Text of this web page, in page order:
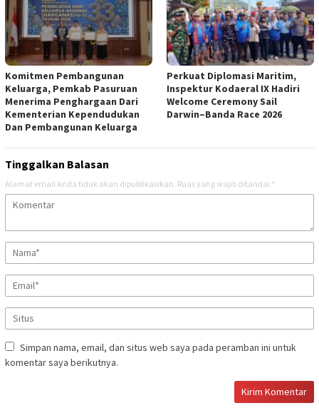
Komitmen Pembangunan
Keluarga, Pemkab Pasuruan
Menerima Penghargaan Dari
Kementerian Kependudukan
Dan Pembangunan Keluarga
Perkuat Diplomasi Maritim,
Inspektur Kodaeral IX Hadiri
Welcome Ceremony Sail
Darwin–Banda Race 2026
Tinggalkan Balasan
Alamat email Anda tidak akan dipublikasikan. Ruas yang wajib ditandai *
Simpan nama, email, dan situs web saya pada peramban ini untuk
komentar saya berikutnya.